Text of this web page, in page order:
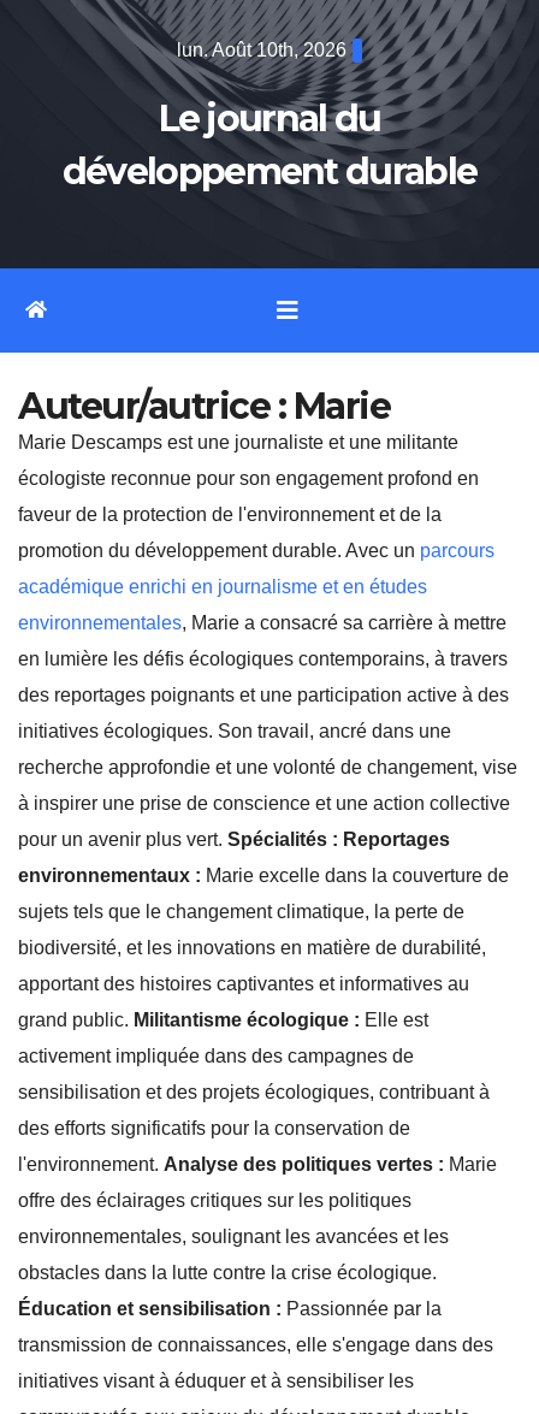
lun. Août 10th, 2026
Le journal du
développement durable
Auteur/autrice : Marie
Marie Descamps est une journaliste et une militante
écologiste reconnue pour son engagement profond en
faveur de la protection de l'environnement et de la
promotion du développement durable. Avec un parcours
académique enrichi en journalisme et en études
environnementales, Marie a consacré sa carrière à mettre
en lumière les défis écologiques contemporains, à travers
des reportages poignants et une participation active à des
initiatives écologiques. Son travail, ancré dans une
recherche approfondie et une volonté de changement, vise
à inspirer une prise de conscience et une action collective
pour un avenir plus vert. Spécialités : Reportages
environnementaux : Marie excelle dans la couverture de
sujets tels que le changement climatique, la perte de
biodiversité, et les innovations en matière de durabilité,
apportant des histoires captivantes et informatives au
grand public. Militantisme écologique : Elle est
activement impliquée dans des campagnes de
sensibilisation et des projets écologiques, contribuant à
des efforts significatifs pour la conservation de
l'environnement. Analyse des politiques vertes : Marie
offre des éclairages critiques sur les politiques
environnementales, soulignant les avancées et les
obstacles dans la lutte contre la crise écologique.
Éducation et sensibilisation : Passionnée par la
transmission de connaissances, elle s'engage dans des
initiatives visant à éduquer et à sensibiliser les